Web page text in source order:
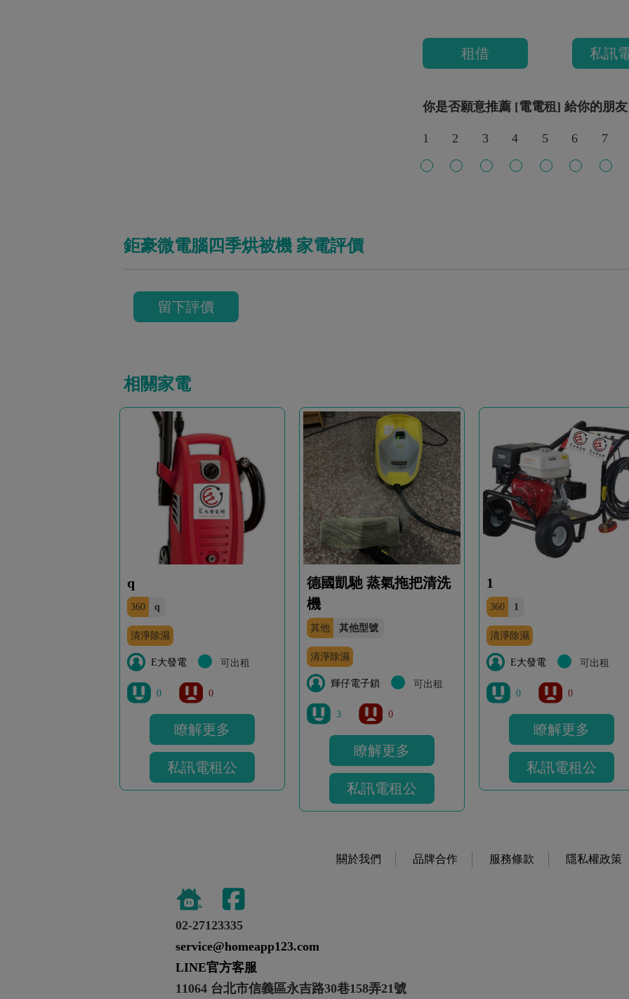
租借 私訊
你是否願意推薦 [電電租] 給你的朋友
1 2 3 4 5 6 7
鉅豪微電腦四季烘被機 家電評價
留下評價
相關家電
q
360 q
清淨除濕
E大發電 可出租
0 0
瞭解更多
私訊電租公
德國凱馳 蒸氣拖把清洗
機
其他 其他型號
清淨除濕
輝仔電子鎖 可出租
3 0
瞭解更多
私訊電租公
1
360 1
清淨除濕
E大發電 可出租
0 0
瞭解更多
私訊電租公
關於我們 品牌合作 服務條款 隱私權政策
02-27123335
service@homeapp123.com
LINE官方客服
11064 台北市信義區永吉路30巷158弄21號